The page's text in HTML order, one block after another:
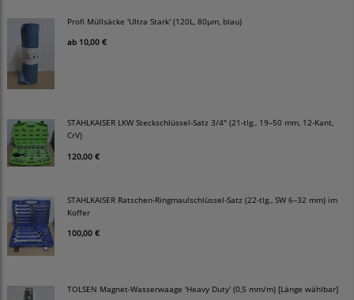
Profi Müllsäcke 'Ultra Stark' (120L, 80µm, blau)
ab 10,00 €
STAHLKAISER LKW Steckschlüssel-Satz 3/4" (21-tlg., 19–50 mm, 12-Kant,
CrV)
120,00 €
STAHLKAISER Ratschen-Ringmaulschlüssel-Satz (22-tlg., SW 6–32 mm) im
Koffer
100,00 €
TOLSEN Magnet-Wasserwaage 'Heavy Duty' (0,5 mm/m) [Länge wählbar]